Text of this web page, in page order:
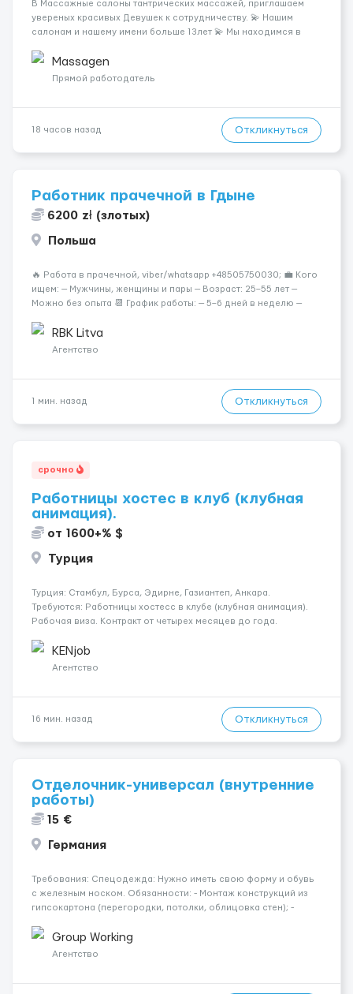
В Массажные салоны тантрических массажей, приглашаем
увереных красивых Девушек к сотрудничеству. 💫 Нашим
салонам и нашему имени больше 13лет 💫 Мы находимся в
заработная плата 💚Мы гарантируем Наличие работы. Поток 💝
incall / Out...
Massagen
Прямой работодатель
18 часов назад Откликнуться
Работник прачечной в Гдыне
6200 zł (злотых)
Польша
🔥 Работа в прачечной, viber/whatsapp +48505750030; 💼 Кого
ищем: — Мужчины, женщины и пары — Возраст: 25–55 лет —
Можно без опыта 📆 График работы: — 5–6 дней в неделю —
18:0...RBK Litva
Агентство
1 мин. назад Откликнуться
срочно
Работницы хостес в клуб (клубная
анимация).
от 1600+% $
Турция
Турция: Стамбул, Бурса, Эдирне, Газиантеп, Анкара.
Требуются: Работницы хостесc в клубе (клубная анимация).
Рабочая виза. Контракт от четырех месяцев до года.
страховка. Высокая зарплата + %. Легально. Безопасно.
*Коммуникабел...
KENjob
Агентство
16 мин. назад Откликнуться
Отделочник-универсал (внутренние
работы)
15 €
Германия
Требования: Спецодежда: Нужно иметь свою форму и обувь
с железным носком. Обязанности: - Монтаж конструкций из
гипсокартона (перегородки, потолки, облицовка стен); -
малярных работ (шпатлевка, грунтовка, покраска); -
Штукатурные работы ...
Group Working
Агентство